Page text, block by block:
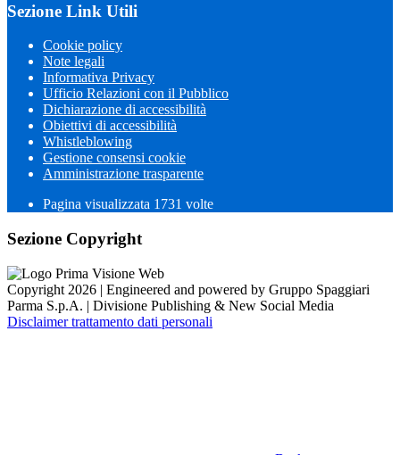
Sezione Link Utili
Cookie policy
Note legali
Informativa Privacy
Ufficio Relazioni con il Pubblico
Dichiarazione di accessibilità
Obiettivi di accessibilità
Whistleblowing
Gestione consensi cookie
Amministrazione trasparente
Pagina visualizzata 1731 volte
Sezione Copyright
Copyright 2026 | Engineered and powered by Gruppo Spaggiari
Parma S.p.A. | Divisione Publishing & New Social Media
Disclaimer trattamento dati personali